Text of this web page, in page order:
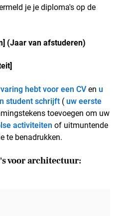
je je diploma's op de
(Jaar van afstuderen)
hebt voor een CVen u
student schrijft ( uw eerste
toevoegen om uw
activiteiten of uitmuntende
te benadrukken.
voor architectuur: